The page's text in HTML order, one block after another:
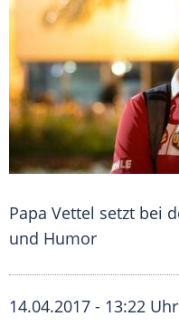
Papa Vettel setzt bei
und Humor
14.04.2017 - 13:22 Uhr